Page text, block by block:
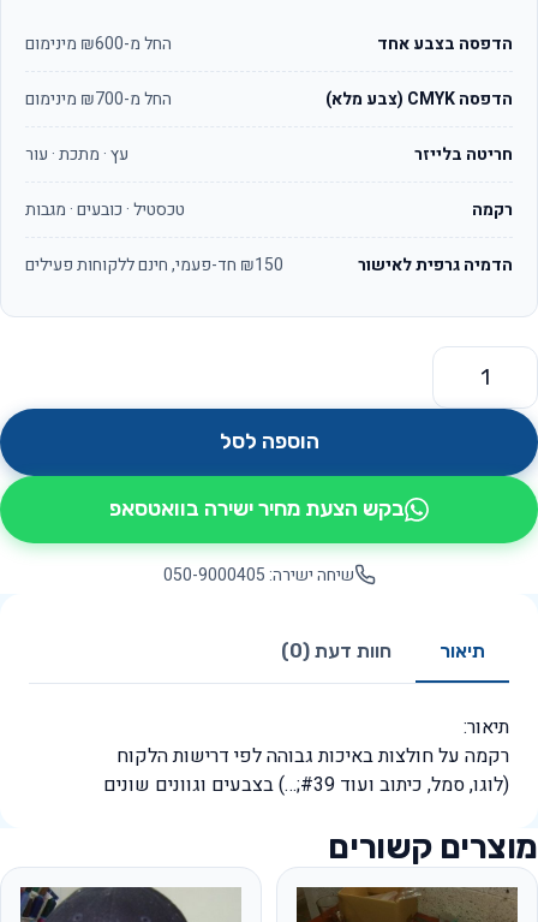
הדפסה בצבע אחד החל מ-₪600 מינימום
הדפסה CMYK (צבע מלא) החל מ-₪700 מינימום
חריטה בלייזר עץ · מתכת · עור
רקמה טכסטיל · כובעים · מגבות
הדמיה גרפית לאישור ₪150 חד-פעמי, חינם ללקוחות פעילים
כמות של חולצות פולו קצר כולל רקמה
הוספה לסל
בקש הצעת מחיר ישירה בוואטסאפ
שיחה ישירה: 050-9000405
תיאור חוות דעת (0)
תיאור:
רקמה על חולצות באיכות גבוהה לפי דרישות הלקוח
(לוגו, סמל, כיתוב ועוד #39;…) בצבעים וגוונים שונים
מוצרים קשורים